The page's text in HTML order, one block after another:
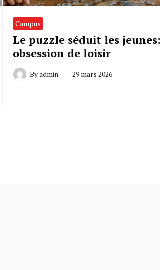
Campus
Le puzzle séduit les
obsession de loisir
Byadmin 29 mars 2026